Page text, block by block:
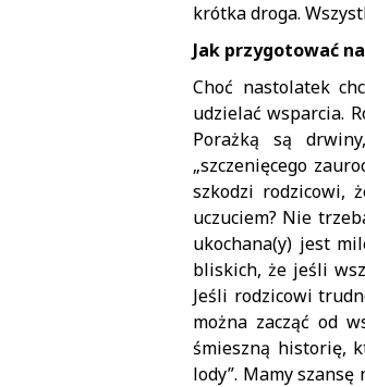
krótka droga.
Jak przygotować
Choć nastolatek
udzielać wsparcia.
Porażką są
„szczenięcego
szkodzi rodzicowi,
uczuciem? Nie
ukochana(y) jest
bliskich, że jeśli
Jeśli rodzicowi
można zacząć od
śmieszną historię,
lody”. Mamy